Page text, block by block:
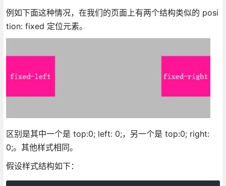
例如下面这种情况，在我们的页面上有两个结构类似的 posi
tion: fixed 定位元素。
区别是其中一个是 top:0; left: 0;，另一个是 top:0; right:
0;。其他样式相同。
假设样式结构如下：